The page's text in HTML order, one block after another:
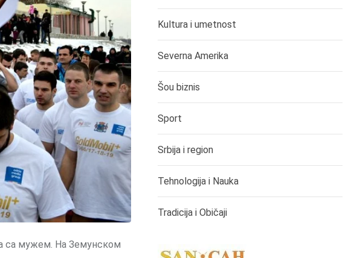
са мужем. На Земунском
Kultura i umetnost
Severna Amerika
Šou biznis
Sport
Srbija i region
Tehnologija i Nauka
Tradicija i Običaji